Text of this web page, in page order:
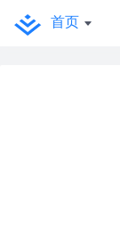
首页